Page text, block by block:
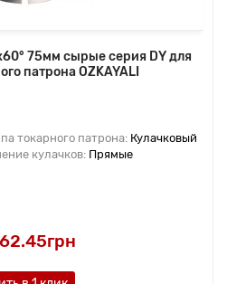
75мм сырые серия DY для
патрона OZKAYALI
токарного патрона: Кулачковый
кулачков: Прямые